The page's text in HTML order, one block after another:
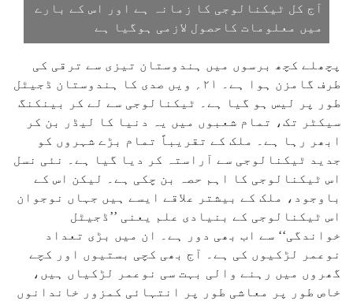
آج کل ٹیکنالوجی کا زمانہ ہے اور اس کے بارے
میں معلومات کاحصول لازمی ہوگیا ہے
پچھلے کچھ برسوں میں ہندوستان تیزی سے ترقی کی
طرف گامزن ہوا ہے۔ ۲۱؍ ویں صدی کا ہندوستان ڈجیٹل
طور پر لیس ہو گیا ہے۔ ٹیکنالوجی سے لے کر بینکنگ
سیکٹر تک، تمام شعبوں میں یہ دنیا کا لیڈر بن کر
ابھر رہا ہے۔ ملک کے تقریباً تمام بڑے شہروں کو
جدید ٹیکنالوجی سے آراستہ کر دیا گیا ہے۔ نئی نسل
اس ٹیکنالوجی کا اہم حصہ بن چکی ہے۔ لیکن اس کے
باوجود، ملک کے بیشتر علاقے ایسے ہیں جہاں نوجوان
اس ٹیکنالوجی کے بنیادی علم یعنی ’’ڈجیٹل
خواندگی‘‘ سے اب بھی دور ہے۔ ان میں بڑی تعداد
نوعمر لڑکیوں کی ہے۔ آج بھی کچی بستیوں اور کچے
گھروں میں رہنے والی بہت سی نوعمر لڑکیاں ہیں،
خاص طور پر معاشی طور پر انتہائی کمزور خاندانوں